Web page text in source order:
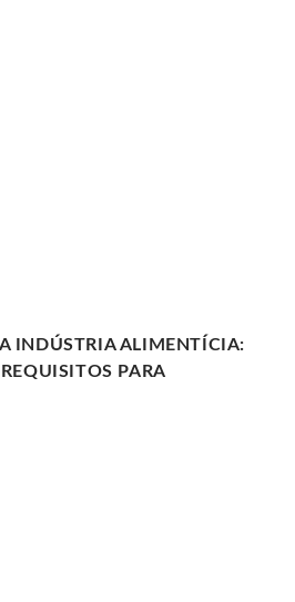
INDÚSTRIA ALIMENTÍCIA:
PARA